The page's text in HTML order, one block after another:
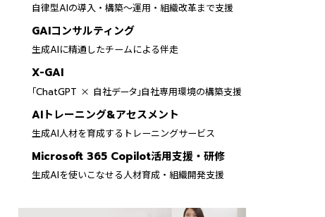
自律型AIの導入・構築～運用・組織改革まで支援
GAIコンサルティング
生成AIに精通したチームによる伴走
X-GAI
「ChatGPT × 自社データ」自社専用環境の構築支援
AIトレーニング&アセスメント
生成AI人材を育成するトレーニングサービス
Microsoft 365 Copilot活用支援・研修
生成AIを使いこなせる人材育成・組織開発支援